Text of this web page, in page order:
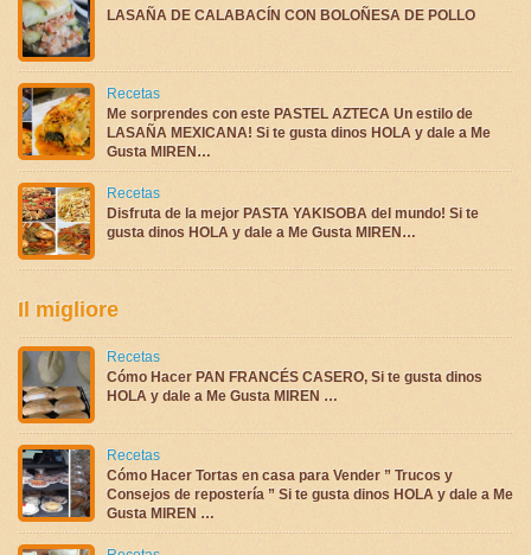
LASAÑA DE CALABACÍN CON BOLOÑESA DE POLLO
Recetas
Me sorprendes con este PASTEL AZTECA Un estilo de
LASAÑA MEXICANA! Si te gusta dinos HOLA y dale a Me
Gusta MIREN…
Recetas
Disfruta de la mejor PASTA YAKISOBA del mundo! Si te
gusta dinos HOLA y dale a Me Gusta MIREN…
Il migliore
Recetas
Cómo Hacer PAN FRANCÉS CASERO, Si te gusta dinos
HOLA y dale a Me Gusta MIREN …
Recetas
Cómo Hacer Tortas en casa para Vender ” Trucos y
Consejos de repostería ” Si te gusta dinos HOLA y dale a Me
Gusta MIREN …